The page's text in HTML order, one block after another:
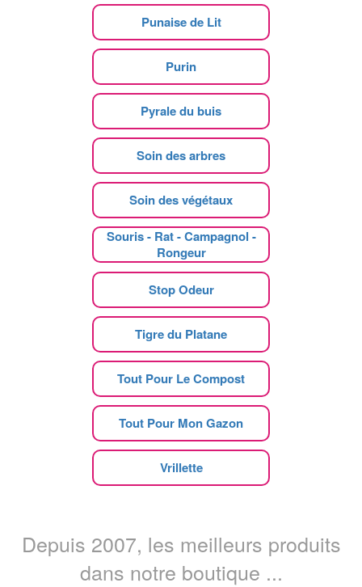
Punaise de Lit
Purin
Pyrale du buis
Soin des arbres
Soin des végétaux
Souris - Rat - Campagnol -
Rongeur
Stop Odeur
Tigre du Platane
Tout Pour Le Compost
Tout Pour Mon Gazon
Vrillette
Depuis 2007, les meilleurs produits
dans notre boutique ...